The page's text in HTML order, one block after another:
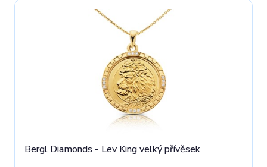
Bergl Diamonds - Lev King velký přívěsek